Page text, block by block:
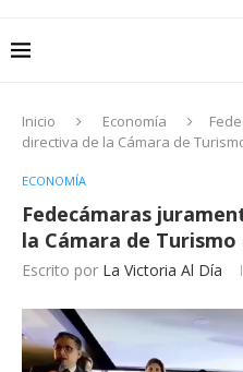
Inicio Economía
directiva de la Cámara de
ECONOMÍA
Fedecámaras
la Cámara de Turismo
Escrito por La Victoria Al Día